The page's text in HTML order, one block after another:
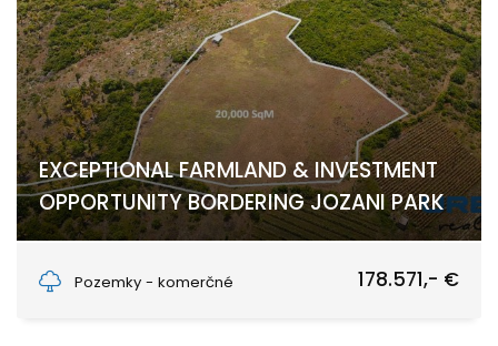
EXCEPTIONAL FARMLAND & INVESTMENT
OPPORTUNITY BORDERING JOZANI PARK
Pozemky - komerčné
178.571,- €